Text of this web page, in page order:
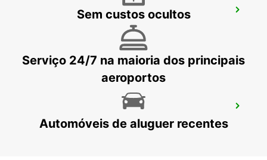
DALAMAN INTERNATIONAL AIRPORT
DALAMAN AIRPORT MEET AND GREET
DALAMAN - TURKEY
Sem custos ocultos
Serviço 24/7 na maioria dos principais
aeroportos
Automóveis de aluguer recentes